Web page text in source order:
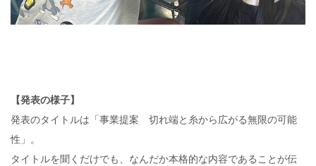
【発表の様子】
発表のタイトルは「事業提案 切れ端と糸から広がる無限の可能
性」。
タイトルを聞くだけでも、なんだか本格的な内容であることが伝